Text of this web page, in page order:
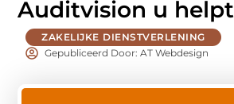
Auditvision u helpt
ZAKELIJKE DIENSTVERLENING
Gepubliceerd Door: AT Webdesign